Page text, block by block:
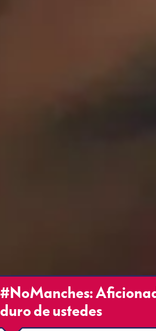
#NoManches:
duro de ustedes